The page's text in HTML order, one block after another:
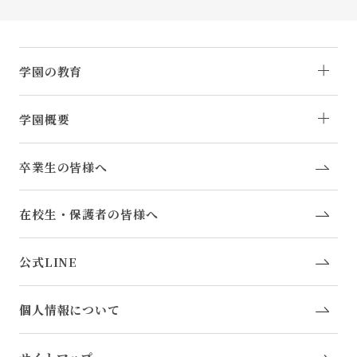
学園の教育
学園概要
卒業生の皆様へ
在校生・保護者の皆様へ
公式LINE
個人情報について